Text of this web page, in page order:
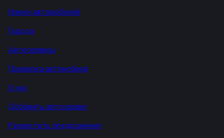
Марки автомобилей
Города
Автосервисы
Проверка автомобиля
О нас
Добавить автосервис
Разместить предложение